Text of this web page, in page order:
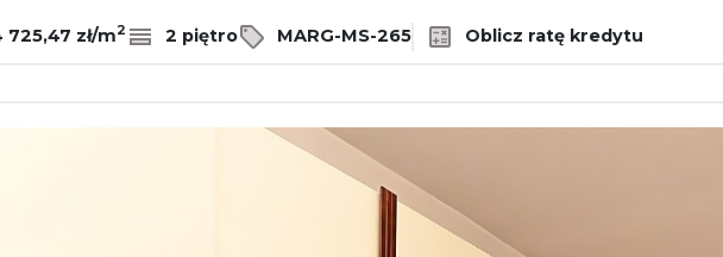
725,47 zł/m2 2 piętro MARG-MS-265 Oblicz ratę kredytu